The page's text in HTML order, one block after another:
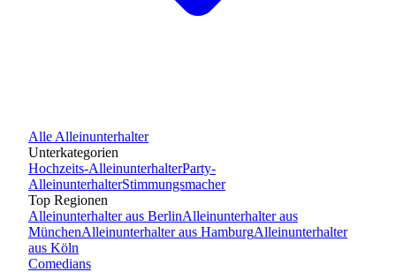
Alle Alleinunterhalter
Unterkategorien
Hochzeits-AlleinunterhalterParty-
AlleinunterhalterStimmungsmacher
Top Regionen
Alleinunterhalteraus BerlinAlleinunterhalteraus
MünchenAlleinunterhalteraus HamburgAlleinunterhalter
aus Köln
Comedians